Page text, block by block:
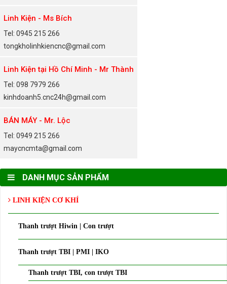
Linh Kiện - Ms Bích
Tel: 0945 215 266
tongkholinhkiencnc@gmail.com
Linh Kiện tại Hồ Chí Minh - Mr Thành
Tel: 098 7979 266
kinhdoanh5.cnc24h@gmail.com
BÁN MÁY - Mr. Lộc
Tel: 0949 215 266
maycncmta@gmail.com
DANH MỤC SẢN PHẨM
LINH KIỆN CƠ KHÍ
Thanh trượt Hiwin | Con trượt
Thanh trượt TBI | PMI | IKO
Thanh trượt TBI, con trượt TBI